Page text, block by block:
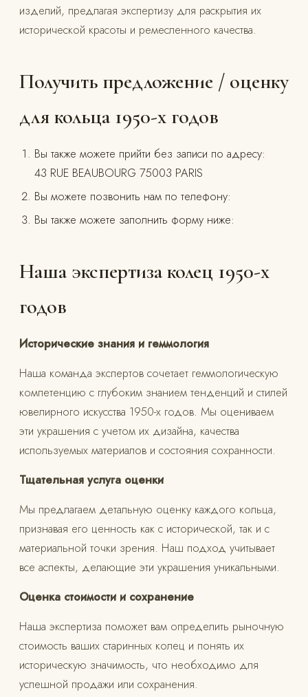
изделий, предлагая экспертизу для раскрытия их
исторической красоты и ремесленного качества.
Получить предложение / оценку
для кольца 1950-х годов
Вы также можете прийти без записи по адресу:
43 RUE BEAUBOURG 75003 PARIS
Вы можете позвонить нам по телефону:
Вы также можете заполнить форму ниже:
Наша экспертиза колец 1950-х
годов
Исторические знания и геммология
Наша команда экспертов сочетает геммологическую
компетенцию с глубоким знанием тенденций и стилей
ювелирного искусства 1950-х годов. Мы оцениваем
эти украшения с учетом их дизайна, качества
используемых материалов и состояния сохранности.
Тщательная услуга оценки
Мы предлагаем детальную оценку каждого кольца,
признавая его ценность как с исторической, так и с
материальной точки зрения. Наш подход учитывает
все аспекты, делающие эти украшения уникальными.
Оценка стоимости и сохранение
Наша экспертиза поможет вам определить рыночную
стоимость ваших старинных колец и понять их
историческую значимость, что необходимо для
успешной продажи или сохранения.